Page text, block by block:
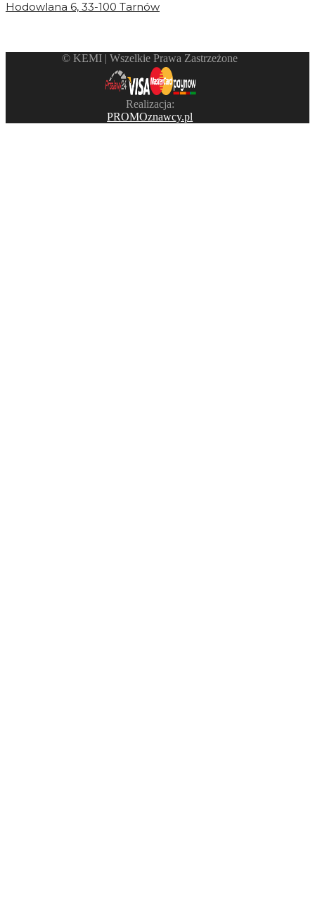
Hodowlana 6, 33-100 Tarnów
©️ KEMI | Wszelkie Prawa Zastrzeżone
Realizacja:
PROMOznawcy.pl